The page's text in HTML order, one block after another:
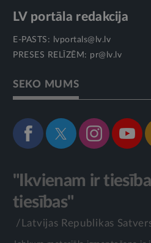
LV portāla redakcija
E-PASTS:
lvportals@lv.lv
PRESES RELĪZĒM: pr@lv.lv
SEKO MUMS
"Ikvienam ir
tiesības"
/Latvijas Republikas